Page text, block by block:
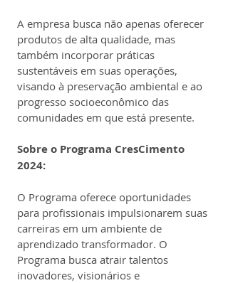
A empresa busca não apenas oferecer
produtos de alta qualidade, mas
também incorporar práticas
sustentáveis em suas operações,
visando à preservação ambiental e ao
progresso socioeconômico das
comunidades em que está presente.
Sobre o Programa CresCimento
2024:
O Programa oferece oportunidades
para profissionais impulsionarem suas
carreiras em um ambiente de
aprendizado transformador. O
Programa busca atrair talentos
inovadores, visionários e